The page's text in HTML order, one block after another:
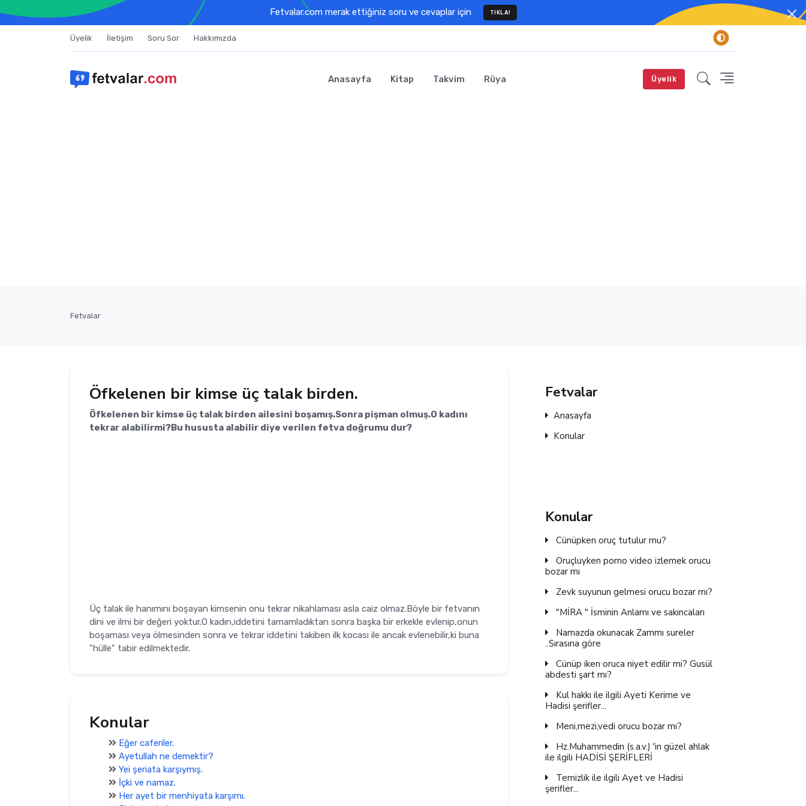
Fetvalar.com merak ettiğiniz soru ve cevaplar için TIKLA!
Üyelik İletişim Soru Sor Hakkımızda
Anasayfa Kitap Takvim Rüya Üyelik
Fetvalar
Öfkelenen bir kimse üç talak birden.
Öfkelenen bir kimse üç talak birden ailesini boşamış.Sonra pişman olmuş.O kadını
tekrar alabilirmi?Bu hususta alabilir diye verilen fetva doğrumu dur?
Üç talak ile hanımını boşayan kimsenin onu tekrar nikahlaması asla caiz olmaz.Böyle bir fetvanın
dini ve ilmi bir değeri yoktur.O kadın,iddetini tamamladıktan sonra başka bir erkekle evlenip,onun
boşaması veya ölmesinden sonra ve tekrar iddetini takiben ilk kocası ile ancak evlenebilir,ki buna
"hülle" tabir edilmektedir.
Konular
Eğer caferiler.
Ayetullah ne demektir?
Yei şeriata karşıymış.
İçki ve namaz.
Her ayet bir menhiyata karşımı.
Fetvalar
Anasayfa
Konular
Konular
Cünüpken oruç tutulur mu?
Oruçluyken porno video izlemek orucu
bozar mı
Zevk suyunun gelmesi orucu bozar mı?
"MİRA " İsminin Anlamı ve sakıncaları
Namazda okunacak Zammı sureler
..Sırasına göre
Cünüp iken oruca niyet edilir mi? Gusül
abdesti şart mı?
Kul hakkı ile ilgili Ayeti Kerime ve
Hadisi şerifler...
Meni,mezi,vedi orucu bozar mı?
Hz.Muhammedin (s.a.v.) 'in güzel ahlak
ile ilgili HADİSİ ŞERİFLERİ
Temizlik ile ilgili Ayet ve Hadisi
şerifler...